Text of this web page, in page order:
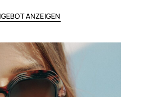
ANZEIGEN